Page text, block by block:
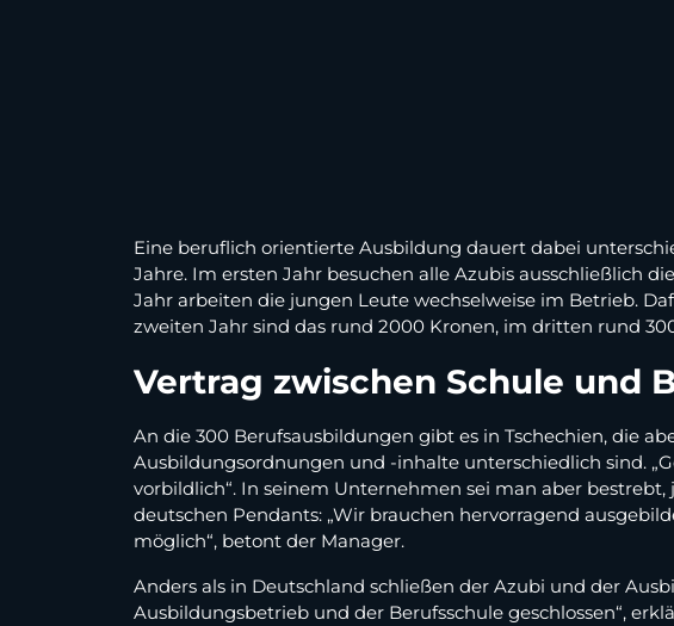
Eine beruflich orientierte Ausbildung dauert dabei
Jahre. Im ersten Jahr besuchen alle Azubis ausschließlich
Jahr arbeiten die jungen Leute wechselweise im Betrieb.
zweiten Jahr sind das rund 2000 Kronen, im dritten rund
Vertrag zwischen Schule und
An die 300 Berufsausbildungen gibt es in Tschechien, die
Ausbildungsordnungen und -inhalte unterschiedlich sind.
vorbildlich“. In seinem Unternehmen sei man aber
deutschen Pendants: „Wir brauchen hervorragend
möglich“, betont der Manager.
Anders als in Deutschland schließen der Azubi und der
Ausbildungsbetrieb und der Berufsschule geschlossen“,